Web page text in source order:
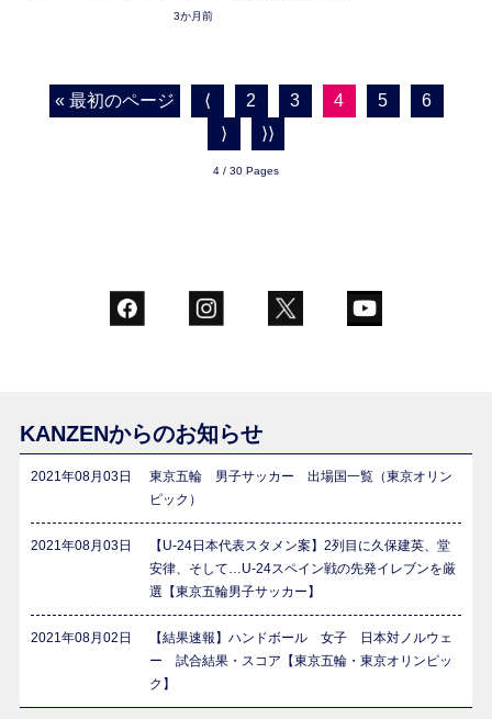
3か月前
« 最初のページ ⟨ 2 3 4 5
6
⟩
⟩⟩
4 / 30 Pages
KANZENからのお知らせ
2021年08月03日
東京五輪 男子サッカー 出場国一覧（東京オリン
ピック）
2021年08月03日
【U-24日本代表スタメン案】2列目に久保建英、堂
安律、そして…U-24スペイン戦の先発イレブンを厳
選【東京五輪男子サッカー】
2021年08月02日
【結果速報】ハンドボール 女子 日本対ノルウェ
ー 試合結果・スコア【東京五輪・東京オリンピッ
ク】